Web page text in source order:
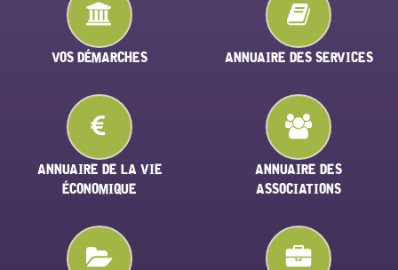
VOS DÉMARCHES ANNUAIRE DES SERVICES
ANNUAIRE DE LA VIE
ÉCONOMIQUE
ANNUAIRE DES
ASSOCIATIONS